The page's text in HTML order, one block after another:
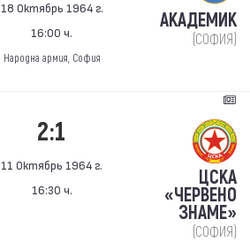
18 Октябрь 1964 г.
16:00 ч.
Народна армия, София
АКАДЕМИК
(СОФИЯ)
2:1
11 Октябрь 1964 г.
16:30 ч.
ЦСКА
«ЧЕРВЕНО
ЗНАМЕ»
(СОФИЯ)